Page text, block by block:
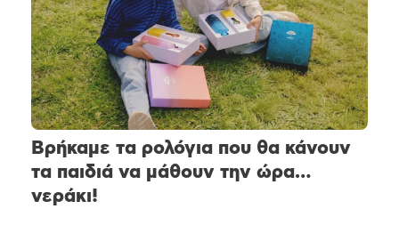
Βρήκαμε τα ρολόγια που θα κάνουν
τα παιδιά να μάθουν την ώρα…
νεράκι!